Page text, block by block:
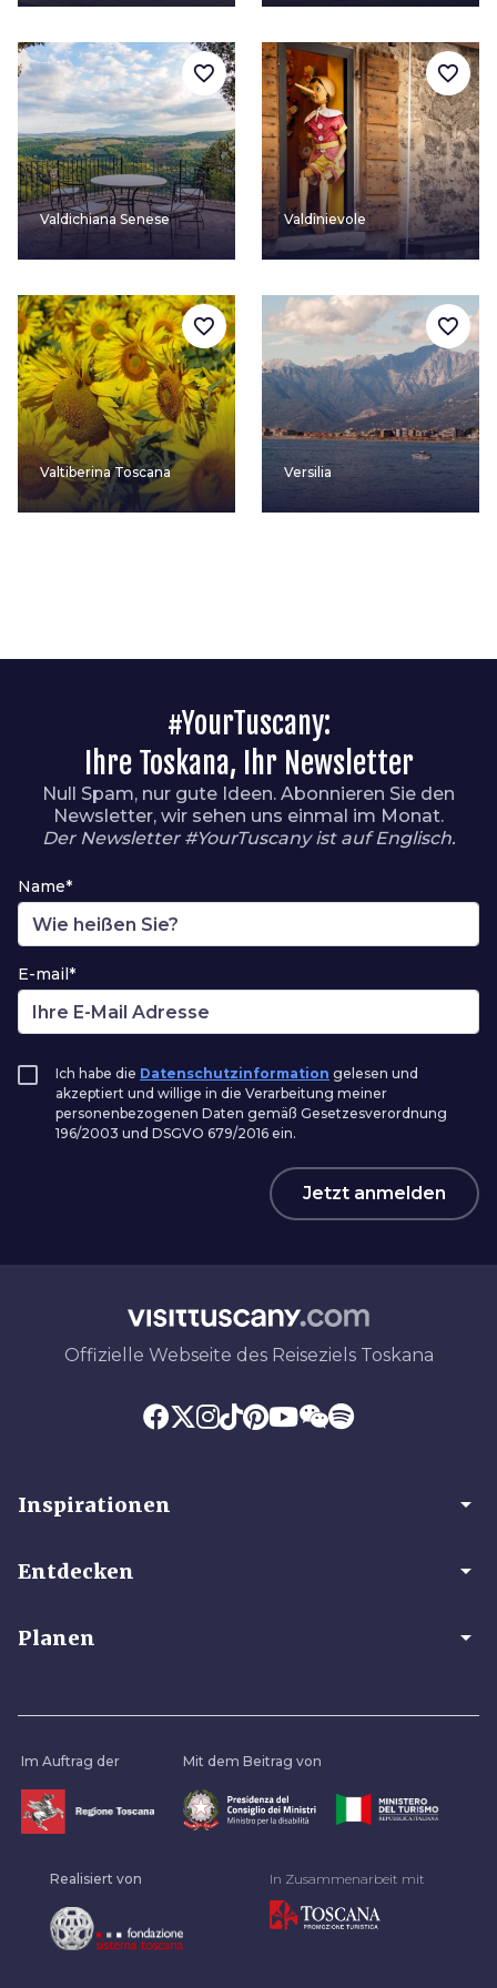
Valdichiana Senese
favorite_border
Valdinievole
favorite_border
Valtiberina Toscana
favorite_border
Versilia
favorite_border
#YourTuscany:
Ihre Toskana, Ihr Newsletter
Null Spam, nur gute Ideen. Abonnieren Sie den
Newsletter, wir sehen uns einmal im Monat.
Der Newsletter #YourTuscany ist auf Englisch.
Name*
E-mail*
Ich habe die Datenschutzinformation gelesen und
akzeptiert und willige in die Verarbeitung meiner
personenbezogenen Daten gemäß Gesetzesverordnung
196/2003 und DSGVO 679/2016 ein.
Jetzt anmelden
Offizielle Webseite des Reiseziels Toskana
Inspirationen arrow_drop_down
Entdecken arrow_drop_down
Planen arrow_drop_down
Im Auftrag der Mit dem Beitrag von
Realisiert von In Zusammenarbeit mit